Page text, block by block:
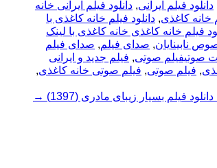
دانلود فیلم ایرانی, دانلود فیلم ایرانی خانه
خانه کاغذی, دانلود فیلم خانه کاغذی با
فیلم خانه کاغذی خانه کاغذی با لینک
نابینایان, صدای فیلم, صدای فیلم
صوتیفیلم صوتی, فیلم جدید و ایرانی
, فیلم صوتی, فیلم صوتی خانه کاغذی,
فیلم بسیار زیبای مادری (1397) →